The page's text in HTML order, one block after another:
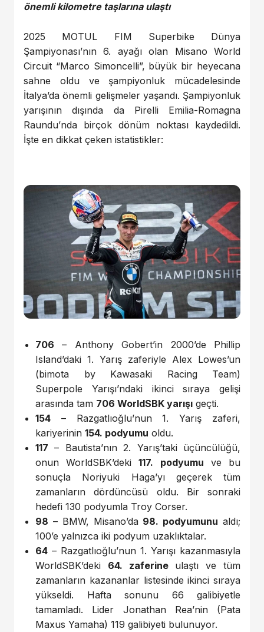
önemli kilometre taşlarına ulaştı
2025 MOTUL FIM Superbike Dünya
Şampiyonası’nın 6. ayağı olan Misano World
Circuit “Marco Simoncelli”, büyük bir heyecana
sahne oldu ve şampiyonluk mücadelesinde
İtalya’da önemli gelişmeler yaşandı. Şampiyonluk
yarışının dışında da Pirelli Emilia-Romagna
Raundu’nda birçok dönüm noktası kaydedildi.
İşte en dikkat çeken istatistikler:
706 – Anthony Gobert’in 2000’de Phillip
Island’daki 1. Yarış zaferiyle Alex Lowes’un
(bimota by Kawasaki Racing Team)
Superpole Yarışı’ndaki ikinci sıraya gelişi
arasında tam 706 WorldSBK yarışı geçti.
154 – Razgatlıoğlu’nun 1. Yarış zaferi,
kariyerinin 154. podyumu oldu.
117 – Bautista’nın 2. Yarış’taki üçüncülüğü,
onun WorldSBK’deki117. podyumu ve bu
sonuçla Noriyuki Haga’yı geçerek tüm
zamanların dördüncüsü oldu. Bir sonraki
hedefi 130 podyumla Troy Corser.
98 – BMW, Misano’da 98. podyumunu aldı;
100’e yalnızca iki podyum uzaklıktalar.
64 – Razgatlıoğlu’nun 1. Yarışı kazanmasıyla
WorldSBK’deki 64. zaferineulaştı ve tüm
zamanların kazananlar listesinde ikinci sıraya
yükseldi. Hafta sonunu 66 galibiyetle
tamamladı. Lider Jonathan Rea’nin (Pata
Maxus Yamaha) 119 galibiyeti bulunuyor.